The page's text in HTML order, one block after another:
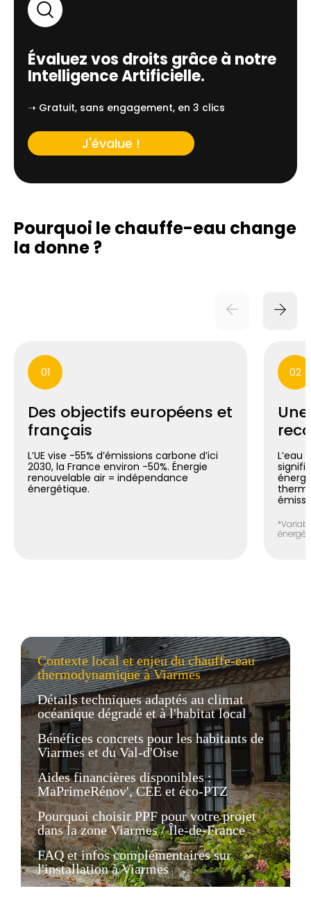
Évaluez vos droits grâce à notre
Intelligence Artificielle.
➝ Gratuit, sans engagement, en 3 clics
J'évalue !
Pourquoi le chauffe-eau change
la donne ?
01
Des objectifs européens et
français
L’UE vise -55% d’émissions carbone d’ici
2030, la France environ -50%. Énergie
renouvelable air = indépendance
énergétique.
02
L’eau
Contexte local et enjeu du chauffe-eau
thermodynamique à Viarmes
Détails techniques adaptés au climat
océanique dégradé et à l'habitat local
Bénéfices concrets pour les habitants de
Viarmes et du Val-d'Oise
Aides financières disponibles :
MaPrimeRénov', CEE et éco-PTZ
Pourquoi choisir PPF pour votre projet
dans la zone Viarmes / Île-de-France
FAQ et infos complémentaires sur
l'installation à Viarmes